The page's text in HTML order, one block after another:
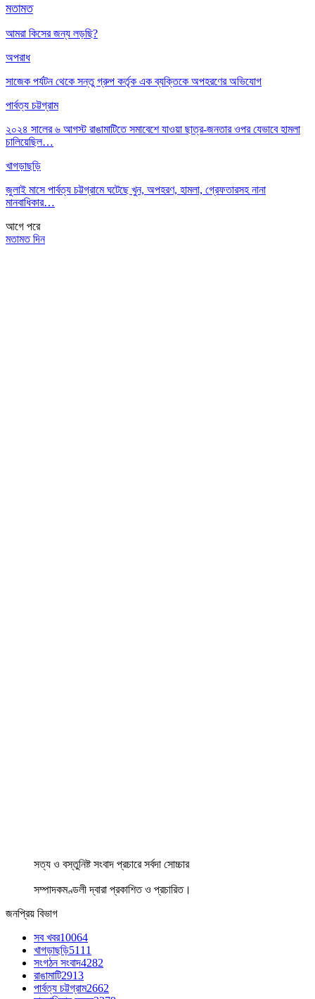
মতামত
আমরা কিসের জন্য লড়ছি?
অপরাধ
সাজেক পর্যটন থেকে সন্তু গ্রুপ কর্তৃক এক ব্যক্তিকে অপহরণের অভিযোগ
পার্বত্য চট্টগ্রাম
২০২৪ সালের ৬ আগস্ট রাঙামাটিতে সমাবেশে যাওয়া ছাত্র-জনতার ওপর যেভাবে হামলা
চালিয়েছিল…
খাগড়াছড়ি
জুলাই মাসে পার্বত্য চট্টগ্রামে ঘটেছে খুন, অপহরণ, হামলা, গ্রেফতারসহ নানা
মানবাধিকার…
আগে পরে
মতামত দিন
সত্য ও বস্তুনিষ্ট সংবাদ প্রচারে সর্বদা সোচ্চার
সম্পাদকমণ্ডলী দ্বারা প্রকাশিত ও প্রচারিত।
জনপ্রিয় বিভাগ
সব খবর10064
খাগড়াছড়ি5111
সংগঠন সংবাদ4282
রাঙামাটি2913
পার্বত্য চট্টগ্রাম2662